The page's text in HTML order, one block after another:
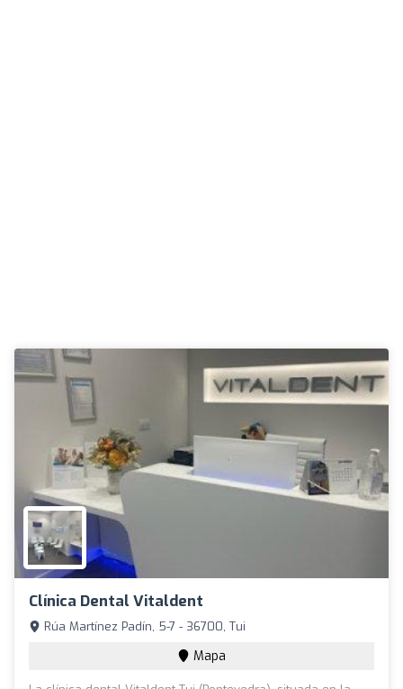
Clínica Dental Vitaldent
Rúa Martínez Padín, 5-7 - 36700, Tui
Mapa